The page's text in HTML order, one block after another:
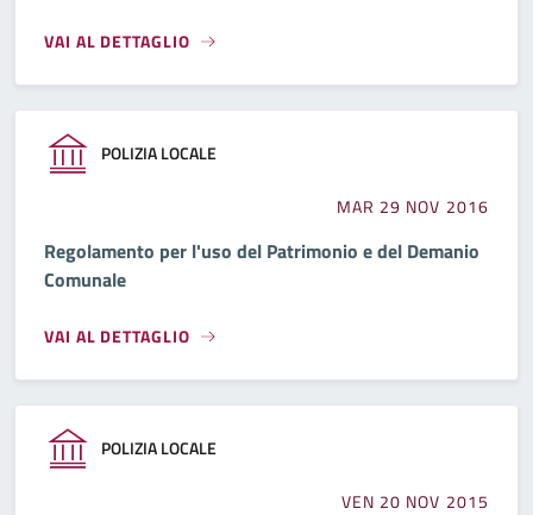
VAI AL DETTAGLIO
POLIZIA LOCALE
MAR 29 NOV 2016
Regolamento per l'uso del Patrimonio e del Demanio
Comunale
VAI AL DETTAGLIO
POLIZIA LOCALE
VEN 20 NOV 2015